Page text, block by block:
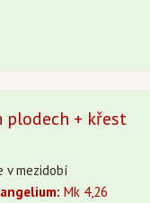
plodech + křest
v mezidobí
Mk 4,26